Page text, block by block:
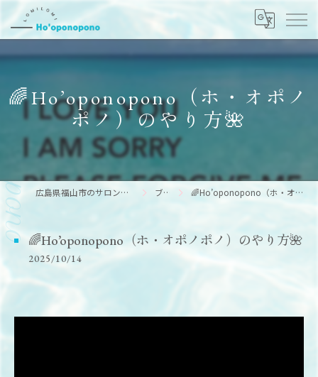
🌈Ho’oponopono（ホ・オポノ
ポノ）のやり方🌺
広島県福山市のサロンならHo’oponopono ブログ 🌈Ho’oponopono（ホ・オポノポノ）のやり方🌺
🌈Ho’oponopono（ホ・オポノポノ）のやり方🌺
2025/10/14